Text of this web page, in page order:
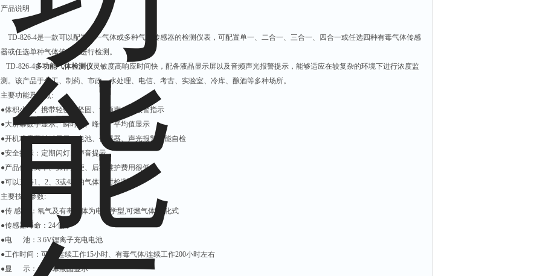
产品说明
TD-826-4是一款可以配置单一气体或多种气体传感器的检测仪表，可配置单一、二合一、三合一、四合一或任选四种有毒气体传感
器或任选单种气体传感器进行检测。
TD-826-4多功能气体检测仪灵敏度高响应时间快，配备液晶显示屏以及音频声光报警提示，能够适应在较复杂的环境下进行浓度监
测。该产品于化工、制药、市政、水处理、电信、考古、实验室、冷库、酿酒等多种场所。
主要功能及特点:
●体积小巧、携带轻便、坚固、音频声、光报警指示
●大屏幕数字显示、瞬时值、峰值、平均值显示
●开机或需要时对显示、电池、传感器、声光报警功能自检
●安全提示：定期闪灯、声音提示
●产品使用简单、操作方便、后期维护费用很低
●可以支持1、2、3或4种的气体实时检测
主要技术参数:
●传 感 器：氧气及有毒气体为电化学型,可燃气体/催化式
●传感器寿命：24个月
●电 池：3.6V锂离子充电电池
●工作时间：可燃/连续工作15小时、有毒气体/连续工作200小时左右
●显 示：大屏幕液晶显示